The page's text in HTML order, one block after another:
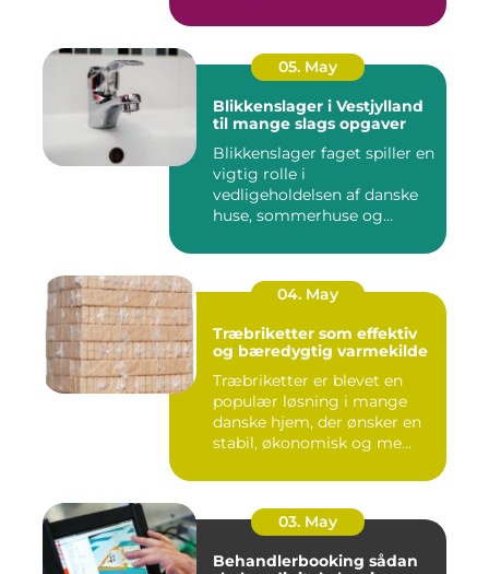
05. May
Blikkenslager i Vestjylland
til mange slags opgaver
Blikkenslager faget spiller en
vigtig rolle i
vedligeholdelsen af danske
huse, sommerhuse og
04. May
Træbriketter som effektiv
og bæredygtig varmekilde
Træbriketter er blevet en
populær løsning i mange
danske hjem, der ønsker en
stabil, økonomisk og me...
03. May
Behandlerbooking sådan